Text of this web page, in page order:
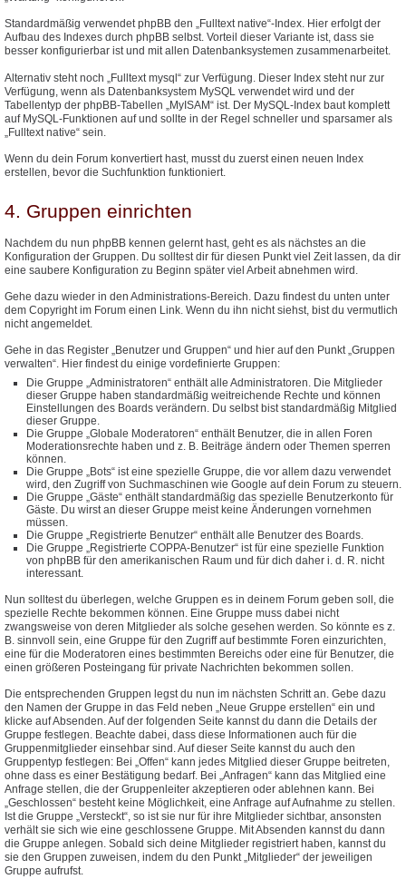
Standardmäßig verwendet phpBB den „Fulltext native“-Index. Hier erfolgt der
Aufbau des Indexes durch phpBB selbst. Vorteil dieser Variante ist, dass sie
besser konfigurierbar ist und mit allen Datenbanksystemen zusammenarbeitet.
Alternativ steht noch „Fulltext mysql“ zur Verfügung. Dieser Index steht nur zur
Verfügung, wenn als Datenbanksystem MySQL verwendet wird und der
Tabellentyp der phpBB-Tabellen „MyISAM“ ist. Der MySQL-Index baut komplett
auf MySQL-Funktionen auf und sollte in der Regel schneller und sparsamer als
„Fulltext native“ sein.
Wenn du dein Forum konvertiert hast, musst du zuerst einen neuen Index
erstellen, bevor die Suchfunktion funktioniert.
4. Gruppen einrichten
Nachdem du nun phpBB kennen gelernt hast, geht es als nächstes an die
Konfiguration der Gruppen. Du solltest dir für diesen Punkt viel Zeit lassen, da dir
eine saubere Konfiguration zu Beginn später viel Arbeit abnehmen wird.
Gehe dazu wieder in den Administrations-Bereich. Dazu findest du unten unter
dem Copyright im Forum einen Link. Wenn du ihn nicht siehst, bist du vermutlich
nicht angemeldet.
Gehe in das Register „Benutzer und Gruppen“ und hier auf den Punkt „Gruppen
verwalten“. Hier findest du einige vordefinierte Gruppen:
Die Gruppe „Administratoren“ enthält alle Administratoren. Die Mitglieder
dieser Gruppe haben standardmäßig weitreichende Rechte und können
Einstellungen des Boards verändern. Du selbst bist standardmäßig Mitglied
dieser Gruppe.
Die Gruppe „Globale Moderatoren“ enthält Benutzer, die in allen Foren
Moderationsrechte haben und z. B. Beiträge ändern oder Themen sperren
können.
Die Gruppe „Bots“ ist eine spezielle Gruppe, die vor allem dazu verwendet
wird, den Zugriff von Suchmaschinen wie Google auf dein Forum zu steuern.
Die Gruppe „Gäste“ enthält standardmäßig das spezielle Benutzerkonto für
Gäste. Du wirst an dieser Gruppe meist keine Änderungen vornehmen
müssen.
Die Gruppe „Registrierte Benutzer“ enthält alle Benutzer des Boards.
Die Gruppe „Registrierte COPPA-Benutzer“ ist für eine spezielle Funktion
von phpBB für den amerikanischen Raum und für dich daher i. d. R. nicht
interessant.
Nun solltest du überlegen, welche Gruppen es in deinem Forum geben soll, die
spezielle Rechte bekommen können. Eine Gruppe muss dabei nicht
zwangsweise von deren Mitglieder als solche gesehen werden. So könnte es z.
B. sinnvoll sein, eine Gruppe für den Zugriff auf bestimmte Foren einzurichten,
eine für die Moderatoren eines bestimmten Bereichs oder eine für Benutzer, die
einen größeren Posteingang für private Nachrichten bekommen sollen.
Die entsprechenden Gruppen legst du nun im nächsten Schritt an. Gebe dazu
den Namen der Gruppe in das Feld neben „Neue Gruppe erstellen“ ein und
klicke auf Absenden. Auf der folgenden Seite kannst du dann die Details der
Gruppe festlegen. Beachte dabei, dass diese Informationen auch für die
Gruppenmitglieder einsehbar sind. Auf dieser Seite kannst du auch den
Gruppentyp festlegen: Bei „Offen“ kann jedes Mitglied dieser Gruppe beitreten,
ohne dass es einer Bestätigung bedarf. Bei „Anfragen“ kann das Mitglied eine
Anfrage stellen, die der Gruppenleiter akzeptieren oder ablehnen kann. Bei
„Geschlossen“ besteht keine Möglichkeit, eine Anfrage auf Aufnahme zu stellen.
Ist die Gruppe „Versteckt“, so ist sie nur für ihre Mitglieder sichtbar, ansonsten
verhält sie sich wie eine geschlossene Gruppe. Mit Absenden kannst du dann
die Gruppe anlegen. Sobald sich deine Mitglieder registriert haben, kannst du
sie den Gruppen zuweisen, indem du den Punkt „Mitglieder“ der jeweiligen
Gruppe aufrufst.